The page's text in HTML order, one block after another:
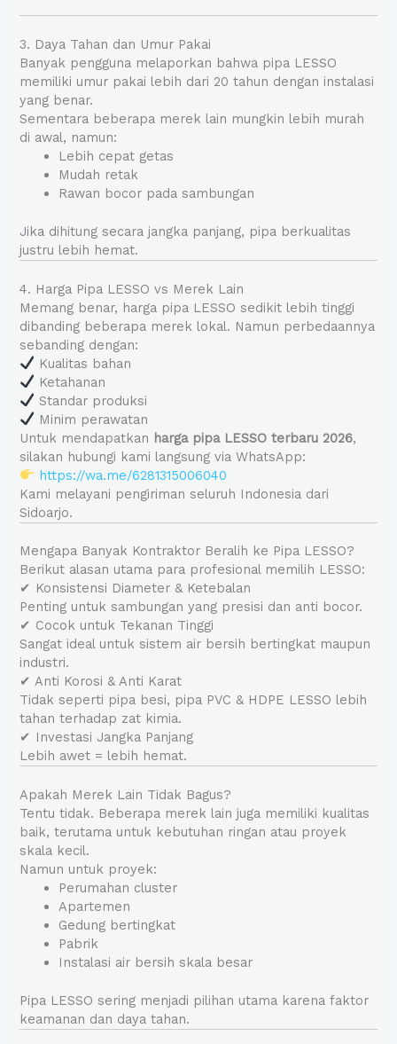
3. Daya Tahan dan Umur Pakai
Banyak pengguna melaporkan bahwa pipa LESSO
memiliki umur pakai lebih dari 20 tahun dengan instalasi
yang benar.
Sementara beberapa merek lain mungkin lebih murah
di awal, namun:
Lebih cepat getas
Mudah retak
Rawan bocor pada sambungan
Jika dihitung secara jangka panjang, pipa berkualitas
justru lebih hemat.
4. Harga Pipa LESSO vs Merek Lain
Memang benar, harga pipa LESSO sedikit lebih tinggi
dibanding beberapa merek lokal. Namun perbedaannya
sebanding dengan:
Kualitas bahan
Ketahanan
Standar produksi
Minim perawatan
Untuk mendapatkan harga pipa LESSO terbaru 2026,
silakan hubungi kami langsung via WhatsApp:
https://wa.me/6281315006040
Kami melayani pengiriman seluruh Indonesia dari
Sidoarjo.
Mengapa Banyak Kontraktor Beralih ke Pipa LESSO?
Berikut alasan utama para profesional memilih LESSO:
✔ Konsistensi Diameter & Ketebalan
Penting untuk sambungan yang presisi dan anti bocor.
✔ Cocok untuk Tekanan Tinggi
Sangat ideal untuk sistem air bersih bertingkat maupun
industri.
✔ Anti Korosi & Anti Karat
Tidak seperti pipa besi, pipa PVC & HDPE LESSO lebih
tahan terhadap zat kimia.
✔ Investasi Jangka Panjang
Lebih awet = lebih hemat.
Apakah Merek Lain Tidak Bagus?
Tentu tidak. Beberapa merek lain juga memiliki kualitas
baik, terutama untuk kebutuhan ringan atau proyek
skala kecil.
Namun untuk proyek:
Perumahan cluster
Apartemen
Gedung bertingkat
Pabrik
Instalasi air bersih skala besar
Pipa LESSO sering menjadi pilihan utama karena faktor
keamanan dan daya tahan.